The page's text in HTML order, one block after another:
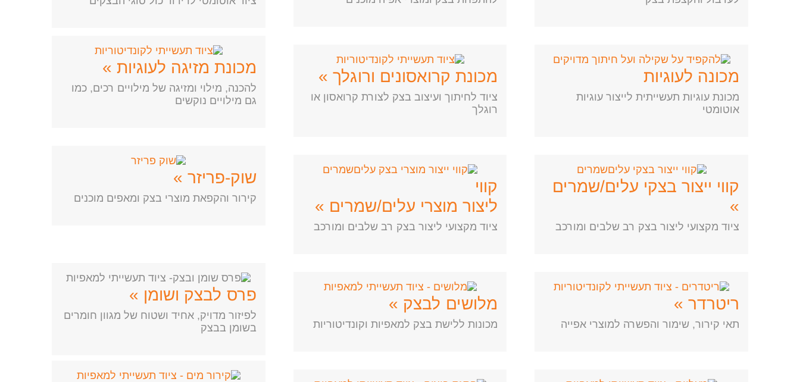
מכונה לעוגיות
מכונת עוגיות תעשייתית לייצור עוגיות
אוטומטי
מכונת קרואסונים ורוגלך »
ציוד לחיתוך ועיצוב בצק לצורת קרואסון או
רוגלך
מכונת מזיגה לעוגיות »
להכנה, מילוי ומזיגה של מילויים רכים, כמו
גם מילויים נוקשים
קווי ייצור בצקי עלים/שמרים
»
ציוד מקצועי ליצור בצק רב שלבים ומורכב
קווי
ליצור מוצרי עלים/שמרים »
ציוד מקצועי ליצור בצק רב שלבים ומורכב
שוק-פריזר »
קירור והקפאת מוצרי בצק ומאפים מוכנים
ריטרדר »
תאי קירור, שימור והפשרה למוצרי אפייה
מלושים לבצק »
מכונות ללישת בצק למאפיות וקונדיטוריות
פרס לבצק ושומן »
לפיזור מדויק, אחיד ושטוח של מגוון חומרים
בשומן בבצק